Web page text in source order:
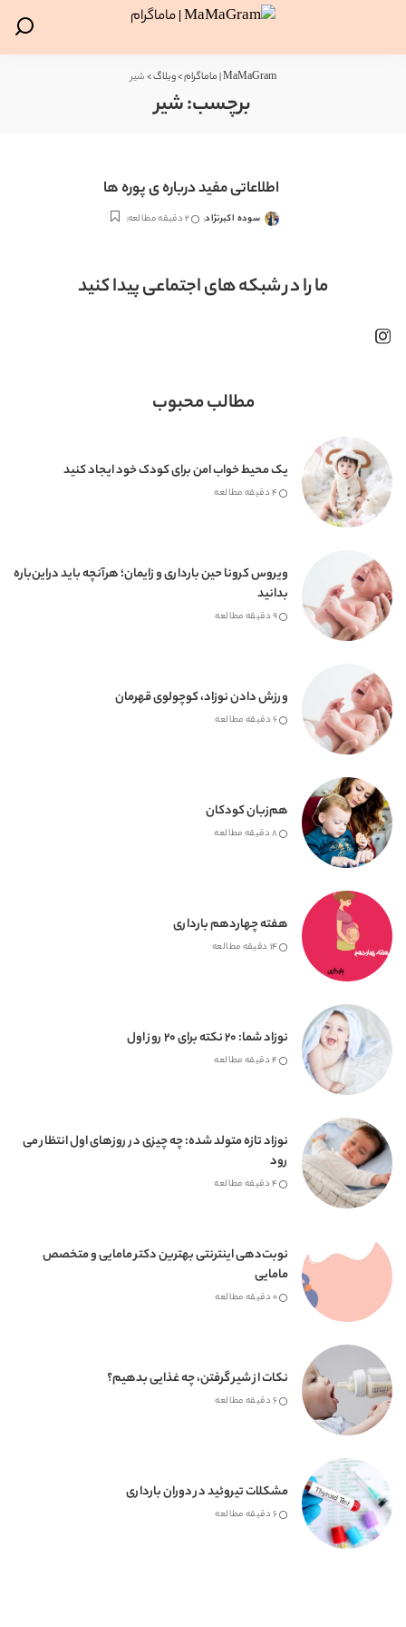
MaMaGram | ماماگرام >وبلاگ>شیر
برچسب:شیر
اطلاعاتی مفید درباره ی پوره ها
ارسالسوده اکبرنژاد 2 دقیقه مطالعه
ما را در شبکه های اجتماعی پیدا کنید
مطالب محبوب
یک محیط خواب امن برای کودک خود ایجاد کنید
4 دقیقه مطالعه
ویروس کرونا حین بارداری و زایمان؛ هرآنچه باید دراین‌باره
بدانید
9 دقیقه مطالعه
ورزش دادن نوزاد، کوچولوی قهرمان
6 دقیقه مطالعه
هم‌زبان کودکان
8 دقیقه مطالعه
هفته چهاردهم بارداری
14 دقیقه مطالعه
نوزاد شما: 20 نکته برای 20 روز اول
4 دقیقه مطالعه
نوزاد تازه متولد شده: چه چیزی در روزهای اول انتظار می
رود
4 دقیقه مطالعه
نوبت‌دهی اینترنتی بهترین دکتر مامایی و متخصص
مامایی
0 دقیقه مطالعه
نکات از شیر گرفتن، چه غذایی بدهیم؟
6 دقیقه مطالعه
مشکلات تیروئید در دوران بارداری
6 دقیقه مطالعه